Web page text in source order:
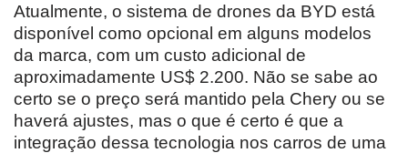
Atualmente, o sistema de drones da BYD está
disponível como opcional em alguns modelos
da marca, com um custo adicional de
aproximadamente US$ 2.200. Não se sabe ao
certo se o preço será mantido pela Chery ou se
haverá ajustes, mas o que é certo é que a
integração dessa tecnologia nos carros de uma